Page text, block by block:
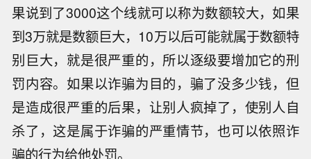
果说到了3000这个线就可以称为数额较大，如果
到3万就是数额巨大，10万以后可能就属于数额特
别巨大，就是很严重的，所以逐级要增加它的刑
罚内容。如果以诈骗为目的，骗了没多少钱，但
是造成很严重的后果，让别人疯掉了，使别人自
杀了，这是属于诈骗的严重情节，也可以依照诈
骗的行为给他处罚。